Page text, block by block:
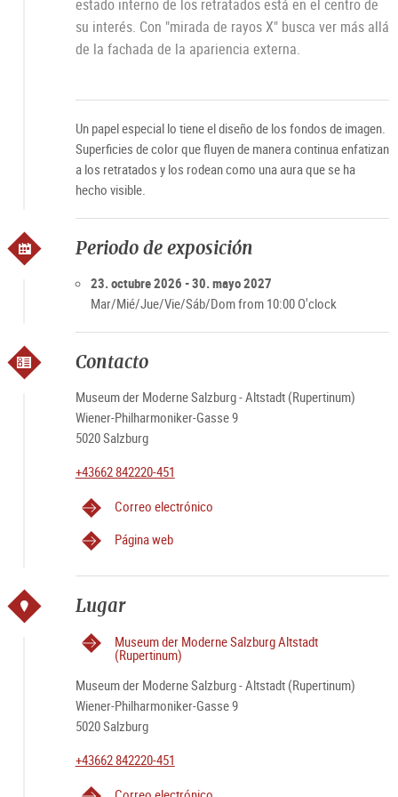
estado interno de los retratados está en el centro de
su interés. Con "mirada de rayos X" busca ver más allá
de la fachada de la apariencia externa.
Un papel especial lo tiene el diseño de los fondos de imagen.
Superficies de color que fluyen de manera continua enfatizan
a los retratados y los rodean como una aura que se ha
hecho visible.
Periodo de exposición
23. octubre 2026 - 30. mayo 2027
Mar/Mié/Jue/Vie/Sáb/Dom from 10:00 O'clock
Contacto
Museum der Moderne Salzburg - Altstadt (Rupertinum)
Wiener-Philharmoniker-Gasse 9
5020 Salzburg
+43662 842220-451
Correo electrónico
Página web
Lugar
Museum der Moderne Salzburg Altstadt
(Rupertinum)
Museum der Moderne Salzburg - Altstadt (Rupertinum)
Wiener-Philharmoniker-Gasse 9
5020 Salzburg
+43662 842220-451